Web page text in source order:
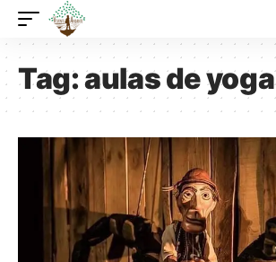
Tag:aulas de yoga